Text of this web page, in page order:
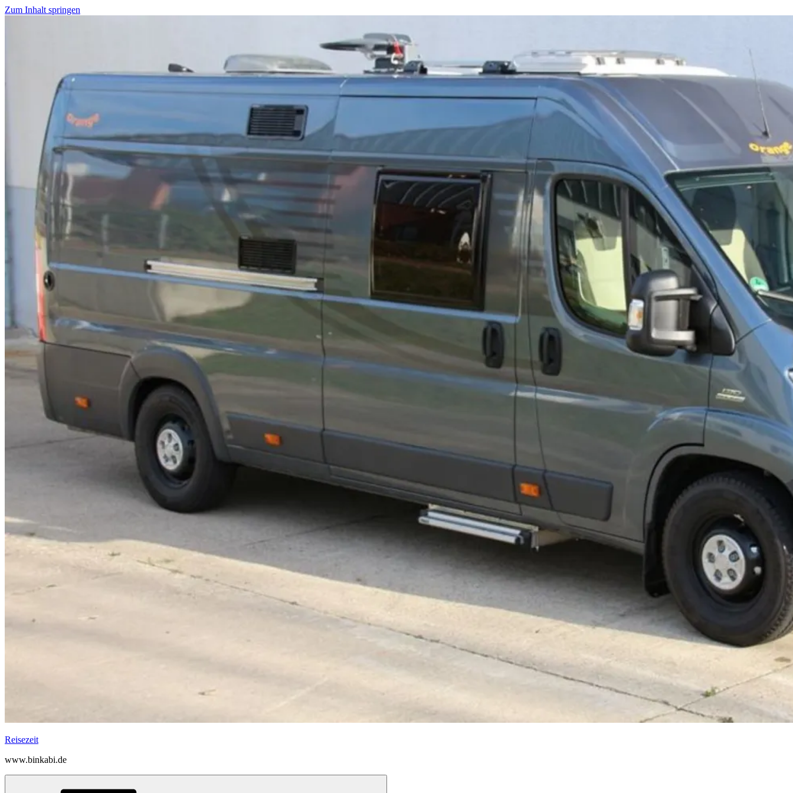
Zum Inhalt springen
Reisezeit
www.binkabi.de